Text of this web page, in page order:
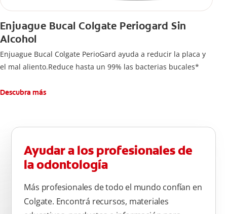
Enjuague Bucal Colgate Periogard Sin
Alcohol
Enjuague Bucal Colgate PerioGard ayuda a reducir la placa y
el mal aliento.Reduce hasta un 99% las bacterias bucales*
Descubra más
Ayudar a los profesionales de
la odontología
Más profesionales de todo el mundo confían en
Colgate. Encontrá recursos, materiales